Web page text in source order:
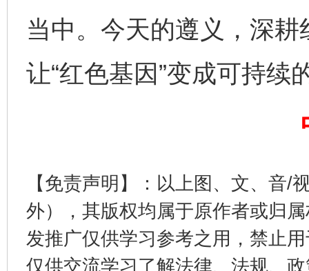
当中。今天的遵义，深
让“红色基因”变成可持续
【免责声明】：以上图、文、音/
外），其版权均属于原作者或归
发推广仅供学习参考之用，禁止
仅供交流学习了解法律、法规、